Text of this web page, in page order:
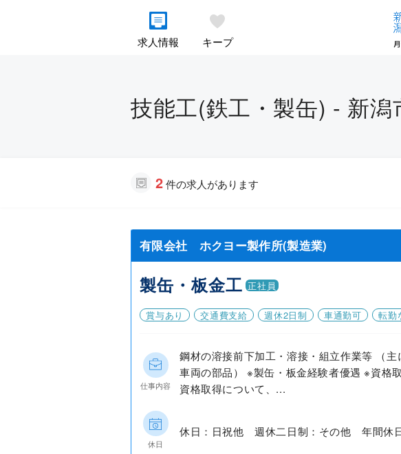
求人情報 キープ
技能工(鉄工・製缶) - 新潟
2件の求人があります
有限会社 ホクヨー製作所(製造業)
製缶・板金工 正社員
賞与あり 交通費支給 週休2日制 車通勤可 転勤
仕事内容
鋼材の溶接前下加工・溶接・組立作業等 （主
車両の部品） ※製缶・板金経験者優遇 ※資格
資格取得について、...
休日
休日：日祝他 週休二日制：その他 年間休